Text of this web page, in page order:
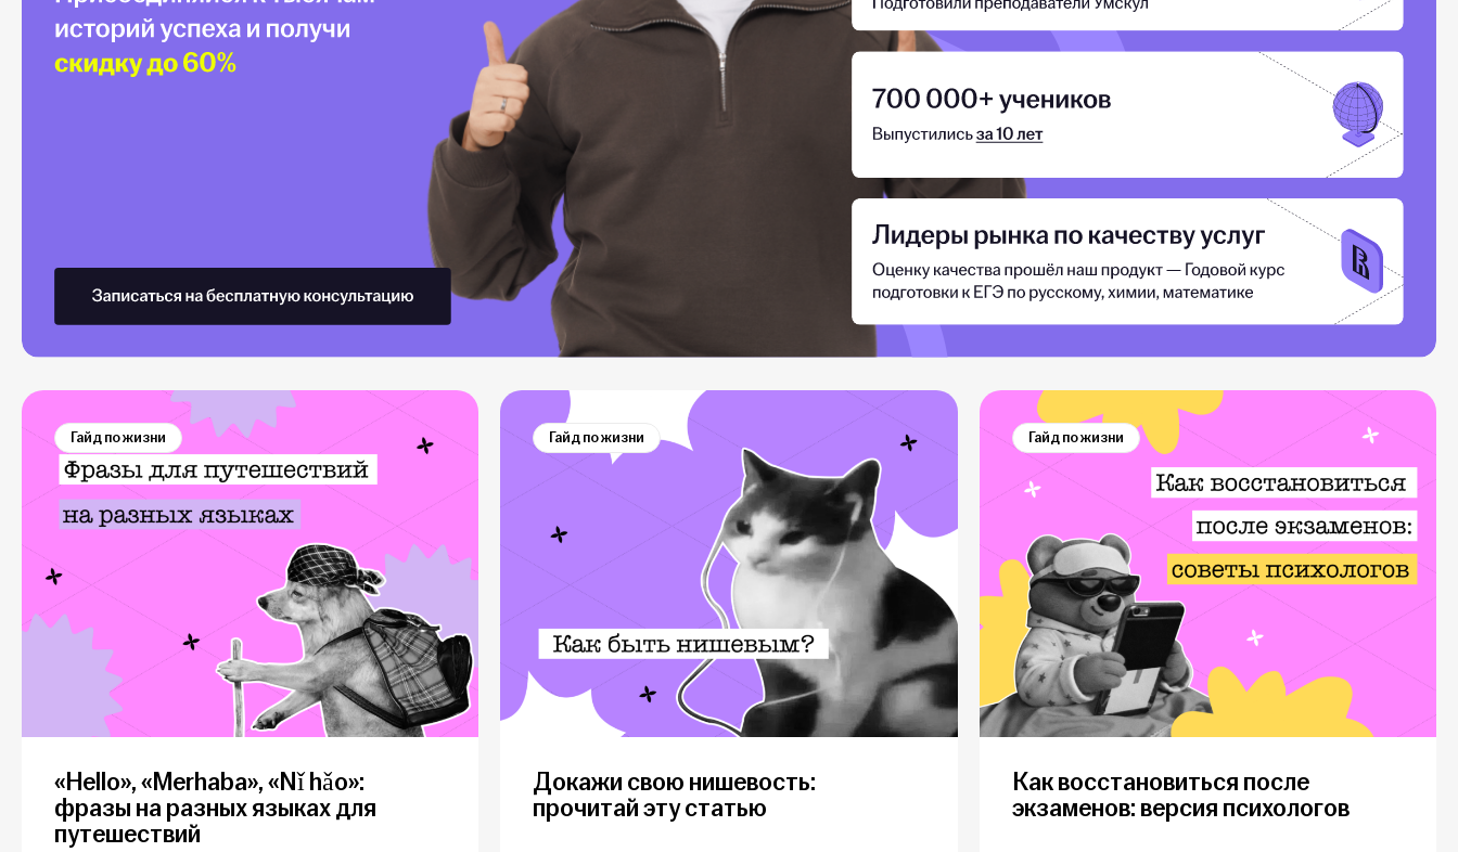
Гайд по жизни
«Hello», «Merhaba», «Nǐ hǎo»:
фразы на разных языках для
путешествий
Гайд по жизни
Докажи свою нишевость:
прочитай эту статью
Гайд по жизни
Как восстановиться после
экзаменов: версия психологов